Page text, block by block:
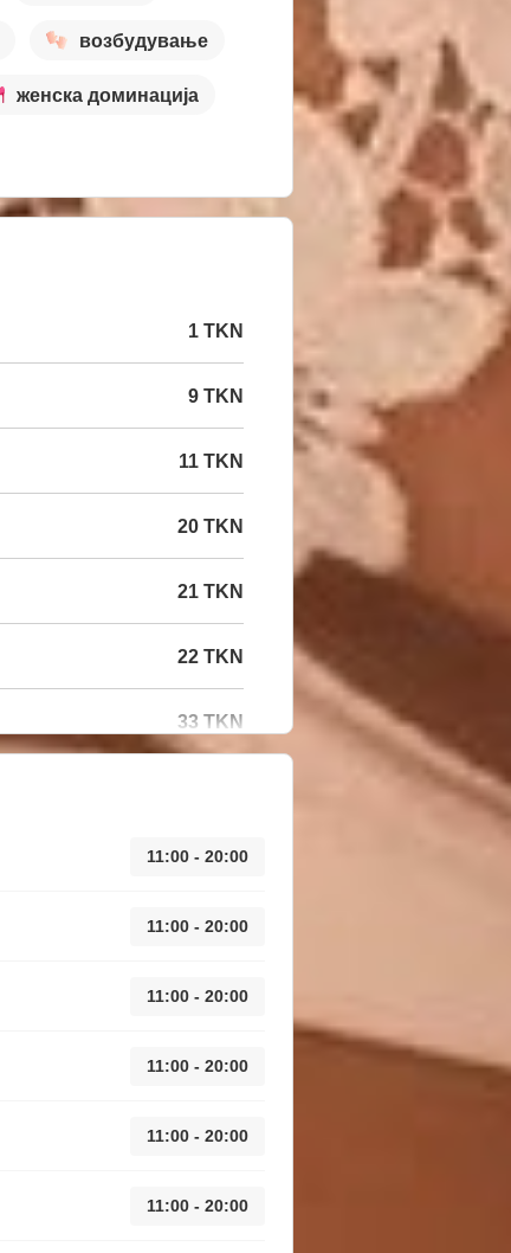
возбудување
женска доминација
1 TKN
9 TKN
11 TKN
20 TKN
21 TKN
22 TKN
33 TKN
11:00 - 20:00
11:00 - 20:00
11:00 - 20:00
11:00 - 20:00
11:00 - 20:00
11:00 - 20:00